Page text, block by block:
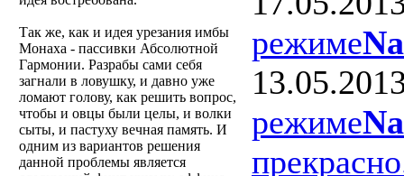
Так же, как и идея урезания имбы
Монаха - пассивки Абсолютной
Гармонии. Разрабы сами себя
загнали в ловушку, и давно уже
ломают голову, как решить вопрос,
чтобы и овцы были целы, и волки
сыты, и пастуху вечная память. И
одним из вариантов решения
данной проблемы является
режиме
режиме